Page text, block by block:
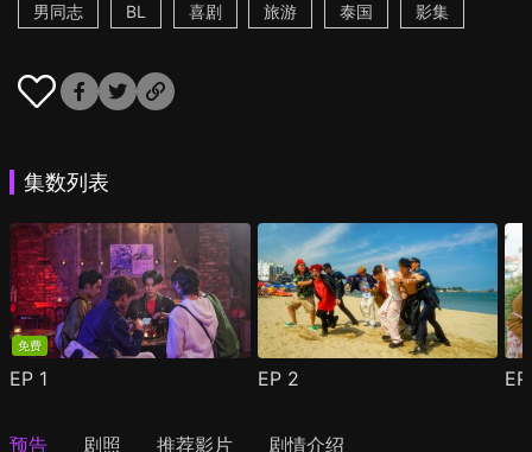
男同志
BL 喜剧 旅游 泰国 影集
集数列表
免费
EP 1 EP 2
预告 剧照 推荐影片 剧情介绍